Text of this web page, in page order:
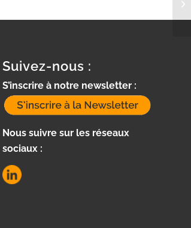
Suivez-nous :
S’inscrire à notre newsletter :
Nous suivre sur les réseaux
sociaux :